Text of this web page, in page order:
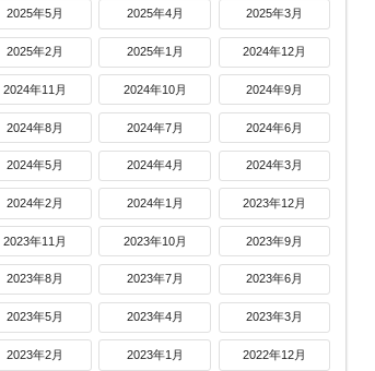
2025年5月 2025年4月 2025年3月
2025年2月 2025年1月 2024年12月
2024年11月 2024年10月 2024年9月
2024年8月 2024年7月 2024年6月
2024年5月 2024年4月 2024年3月
2024年2月 2024年1月 2023年12月
2023年11月 2023年10月 2023年9月
2023年8月 2023年7月 2023年6月
2023年5月 2023年4月 2023年3月
2023年2月 2023年1月 2022年12月